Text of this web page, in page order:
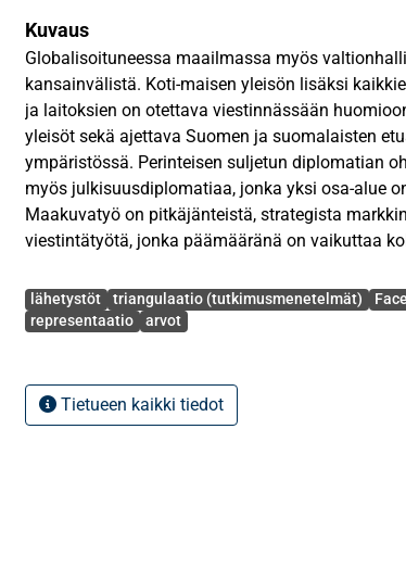
Kuvaus
Globalisoituneessa maailmassa myös
kansainvälistä. Koti-maisen yleisön lisäksi
ja laitoksien on otettava viestinnässään
yleisöt sekä ajettava Suomen ja suomalaisten
ympäristössä. Perinteisen suljetun diplomatian
myös julkisuusdiplomatiaa, jonka yksi osa-alue
Maakuvatyö on pitkäjänteistä, strategista
viestintätyötä, jonka päämääränä on vaikuttaa
tasolla tehtäviin Suomea ja suomalaisia
maakuvatyöllä tuodaan esiin Suomen
linjattua ja koordinoitua työtä Suomen
kasvattamiseksi. Yksinä maakuvatyön välineistä
Avainsanat
lähetystöt triangulaatio (tutkimusmenetelmät)
representaatio
arvot
Tietueen kaikki tiedot